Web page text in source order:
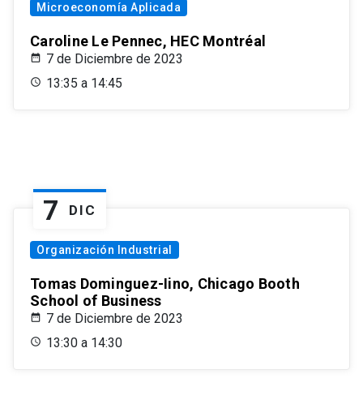
Microeconomía Aplicada
Caroline Le Pennec, HEC Montréal
7 de Diciembre de 2023
13:35 a 14:45
7 DIC
Organización Industrial
Tomas Dominguez-Iino, Chicago Booth
School of Business
7 de Diciembre de 2023
13:30 a 14:30